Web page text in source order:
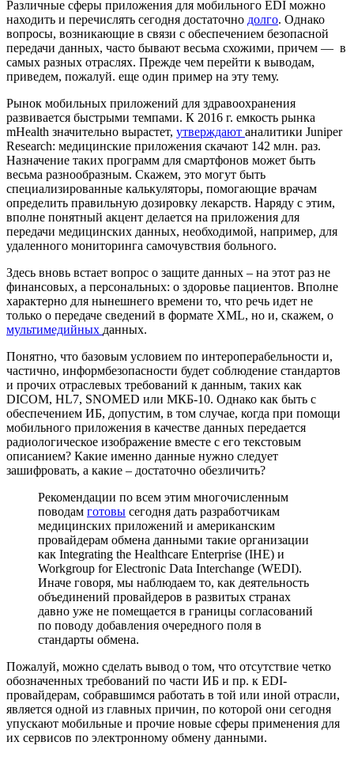
Различные сферы приложения для мобильного EDI можно
находить и перечислять сегодня достаточно долго. Однако
вопросы, возникающие в связи с обеспечением безопасной
передачи данных, часто бывают весьма схожими, причем — в
самых разных отраслях. Прежде чем перейти к выводам,
приведем, пожалуй. еще один пример на эту тему.
Рынок мобильных приложений для здравоохранения
развивается быстрыми темпами. К 2016 г. емкость рынка
mHealth значительно вырастет, утверждают аналитики Juniper
Research: медицинские приложения скачают 142 млн. раз.
Назначение таких программ для смартфонов может быть
весьма разнообразным. Скажем, это могут быть
специализированные калькуляторы, помогающие врачам
определить правильную дозировку лекарств. Наряду с этим,
вполне понятный акцент делается на приложения для
передачи медицинских данных, необходимой, например, для
удаленного мониторинга самочувствия больного.
Здесь вновь встает вопрос о защите данных – на этот раз не
финансовых, а персональных: о здоровье пациентов. Вполне
характерно для нынешнего времени то, что речь идет не
только о передаче сведений в формате XML, но и, скажем, о
мультимедийных данных.
Понятно, что базовым условием по интероперабельности и,
частично, информбезопасности будет соблюдение стандартов
и прочих отраслевых требований к данным, таких как
DICOM, HL7, SNOMED или МКБ-10. Однако как быть с
обеспечением ИБ, допустим, в том случае, когда при помощи
мобильного приложения в качестве данных передается
радиологическое изображение вместе с его текстовым
описанием? Какие именно данные нужно следует
зашифровать, а какие – достаточно обезличить?
Рекомендации по всем этим многочисленным
поводам готовы сегодня дать разработчикам
медицинских приложений и американским
провайдерам обмена данными такие организации
как Integrating the Healthcare Enterprise (IHE) и
Workgroup for Electronic Data Interchange (WEDI).
Иначе говоря, мы наблюдаем то, как деятельность
объединений провайдеров в развитых странах
давно уже не помещается в границы согласований
по поводу добавления очередного поля в
стандарты обмена.
Пожалуй, можно сделать вывод о том, что отсутствие четко
обозначенных требований по части ИБ и пр. к EDI-
провайдерам, собравшимся работать в той или иной отрасли,
является одной из главных причин, по которой они сегодня
упускают мобильные и прочие новые сферы применения для
их сервисов по электронному обмену данными.